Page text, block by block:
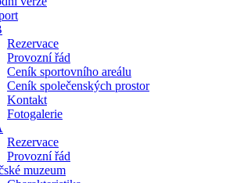
Rezervace
Provozní řád
Ceník sportovního areálu
Ceník společenských prostor
Kontakt
Fotogalerie
Rezervace
Provozní řád
muzeum